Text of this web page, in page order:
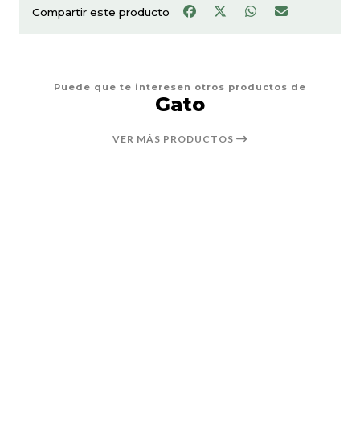
Compartir este producto
Puede que te interesen otros productos de
Gato
VER MÁS PRODUCTOS